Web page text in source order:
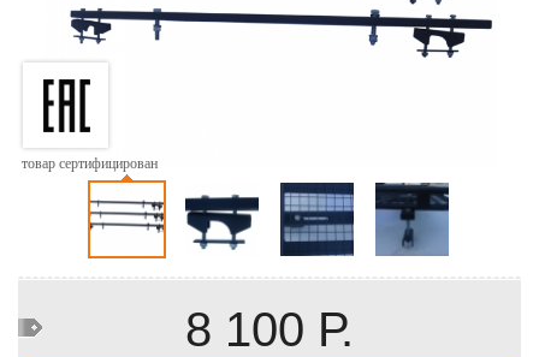
товар сертифицирован
8 100 Р.